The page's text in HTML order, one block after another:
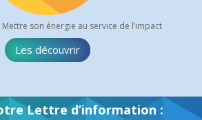
Mettre son énergie au service de l’impact
Les découvrir
Lettre d’information :